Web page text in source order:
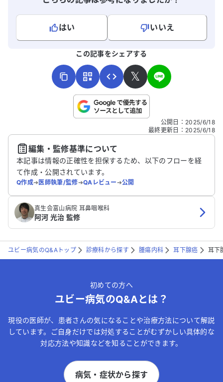
はい
いいえ
こちらは送信専用のフォームです。氏名やご自身の病気の詳細な
送信する
この記事をシェアする
𝕏
公開日 ： 2025/6/18
最終更新日 ： 2025/6/18
編集・監修基準について
本記事は情報の正確性を担保するため、以下のフローを経
て作成・公開されています。
Q作成➔医師執筆/監修➔QAレビュー➔公開
真生会富山病院 耳鼻咽喉科
阿河 光治 監修
ユビー病気のQ&Aトップ 診療科から探す 腫瘍内科 耳下腺癌 耳下
初めての方へ
ユビー病気のQ&Aとは？
現役の医師が、患者さんの気になることや治療方法について解説
しています。ご自身だけでは対処することがむずかしい具体的な
対応方法や知識などを知ることができます。
病気・症状から探す